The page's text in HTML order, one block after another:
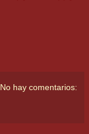
No hay comentarios: